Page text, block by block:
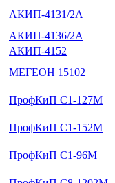
АКИП-4131/2А
АКИП-4136/2А
АКИП-4152
МЕГЕОН 15102
ПрофКиП С1-127М
ПрофКиП С1-152М
ПрофКиП С1-96М